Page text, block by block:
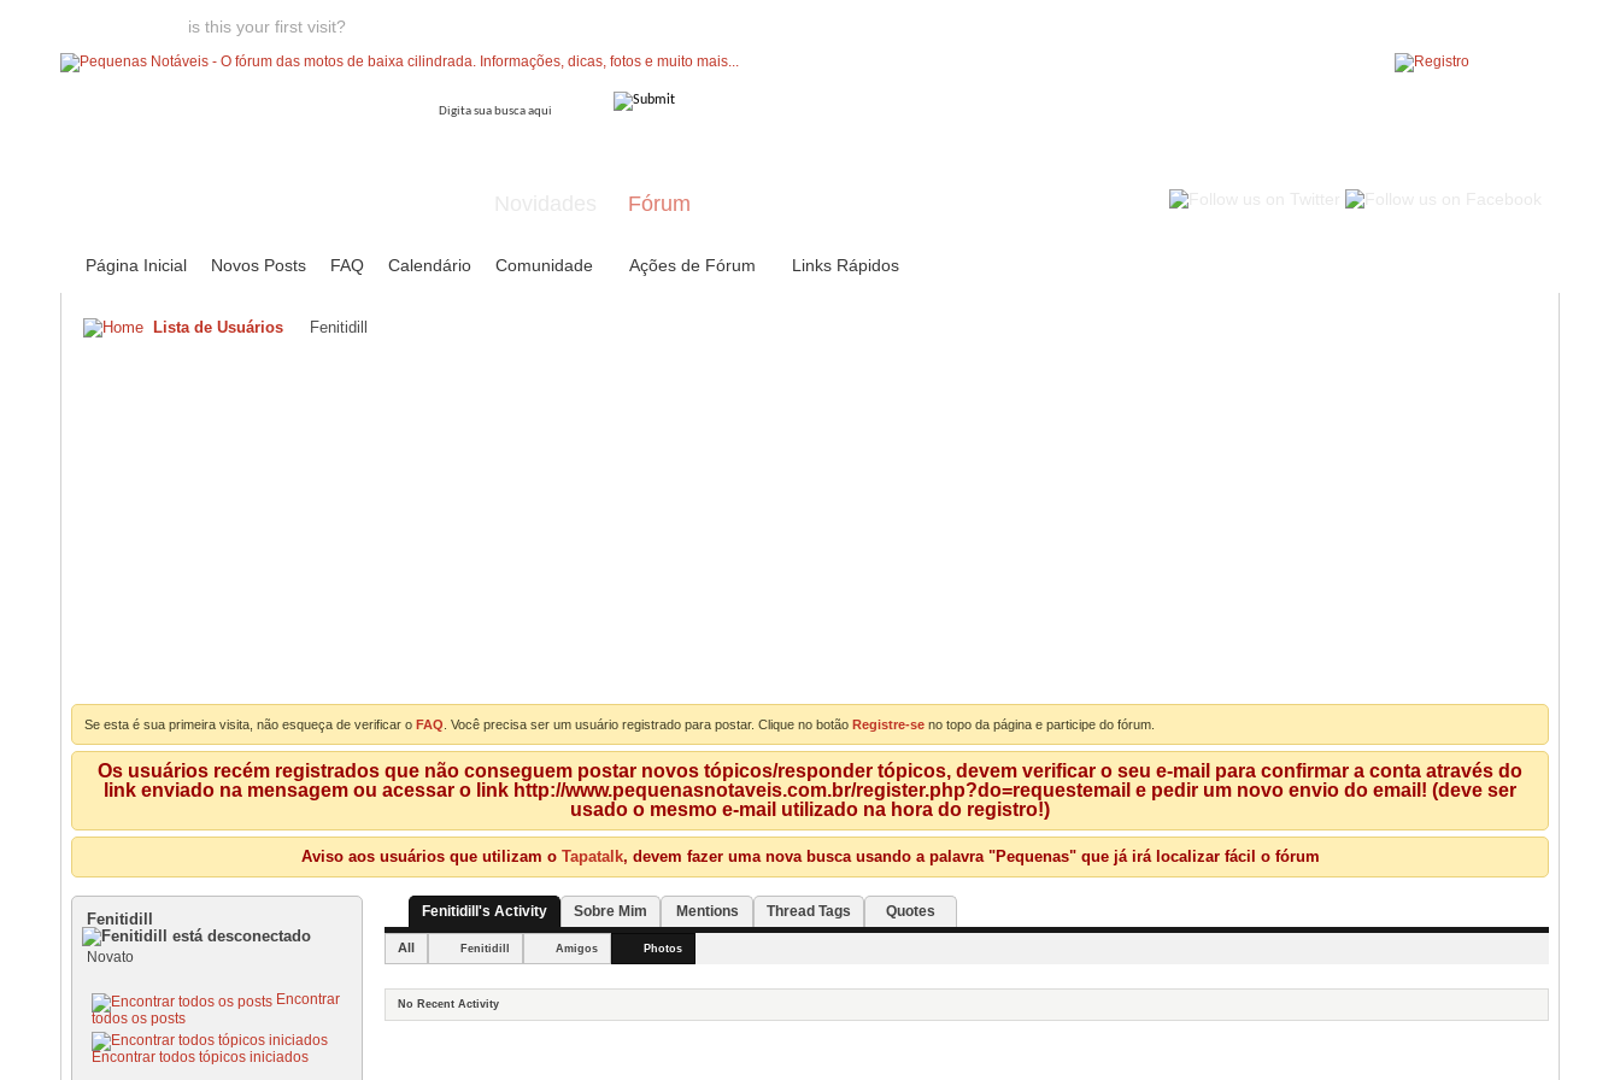
is this your first visit?
Fórum
Página Inicial Novos Posts FAQ Calendário Comunidade Ações de Fórum Links Rápidos
Lista de Usuários Fenitidill
Se esta é sua primeira visita, não esqueça de verificar o FAQ . Você precisa ser um usuário registrado para postar. Clique no botão Registre-se no topo da página e participe do fórum.
Os usuários recém registrados que não conseguem postar novos tópicos/responder tópicos, devem verificar o seu e-mail para confirmar a conta através do
link enviado na mensagem ou acessar o link http://www.pequenasnotaveis.com.br/register.php?do=requestemail e pedir um novo envio do email! (deve ser
usado o mesmo e-mail utilizado na hora do registro!)
Aviso aos usuários que utilizam o Tapatalk, devem fazer uma nova busca usando a palavra "Pequenas" que já irá localizar fácil o fórum
Fenitidill
Novato
Encontrar
todos os posts
Encontrar todos tópicos iniciados
Fenitidill's Activity Sobre Mim Mentions Thread Tags Quotes
All Fenitidill Amigos Photos
No Recent Activity